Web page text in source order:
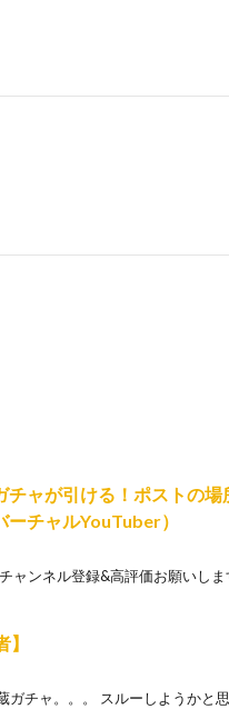
チャが引ける！ポストの場
チャルYouTuber）
ャンネル登録&高評価お願いしま
チャ。。。 スルーしようかと